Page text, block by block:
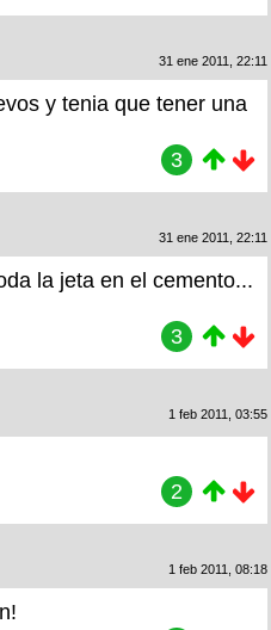
31 ene 2011, 22:11
y tenia que tener una
3
31 ene 2011, 22:11
la jeta en el cemento...
3
1 feb 2011, 03:55
2
1 feb 2011, 08:18